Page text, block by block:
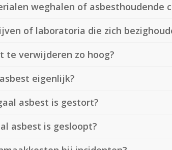
weghalen of asbesthoudende
of laboratoria die zich
te verwijderen zo hoog?
eigenlijk?
asbest is gestort?
asbest is gesloopt?